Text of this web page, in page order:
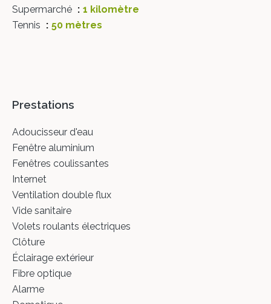
Supermarché
1 kilomètre
Tennis
50 mètres
Prestations
Adoucisseur d'eau
Fenêtre aluminium
Fenêtres coulissantes
Internet
Ventilation double flux
Vide sanitaire
Volets roulants électriques
Clôture
Éclairage extérieur
Fibre optique
Alarme